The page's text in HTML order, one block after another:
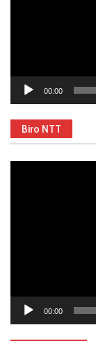
00:00
Biro NTT
00:00